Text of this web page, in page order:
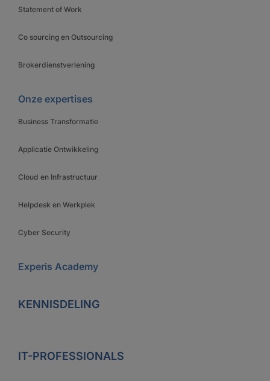
Statement of Work
Co sourcing en Outsourcing
Brokerdienstverlening
Onze expertises
Business Transformatie
Applicatie Ontwikkeling
Cloud en Infrastructuur
Helpdesk en Werkplek
Cyber Security
Experis Academy
KENNISDELING
IT-PROFESSIONALS